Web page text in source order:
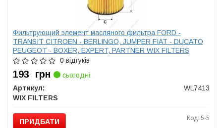
Фильтрующий элемент масляного фильтра FORD -
TRANSIT CITROEN - BERLINGO, JUMPER FIAT - DUCATO
PEUGEOT - BOXER, EXPERT, PARTNER WIX FILTERS
WL7413
0 відгуків
193 грн
сьогодні
Артикул:
WL7413
WIX FILTERS
ПРИДБАТИ Код: 5-5